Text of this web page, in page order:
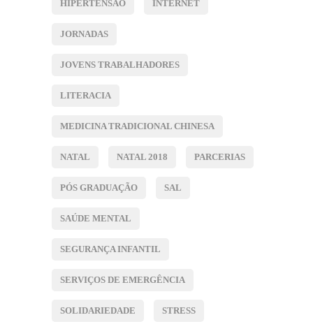
HIPERTENSÃO INTERNET
JORNADAS
JOVENS TRABALHADORES
LITERACIA
MEDICINA TRADICIONAL CHINESA
NATAL NATAL 2018 PARCERIAS
PÓS GRADUAÇÃO SAL
SAÚDE MENTAL
SEGURANÇA INFANTIL
SERVIÇOS DE EMERGÊNCIA
SOLIDARIEDADE STRESS